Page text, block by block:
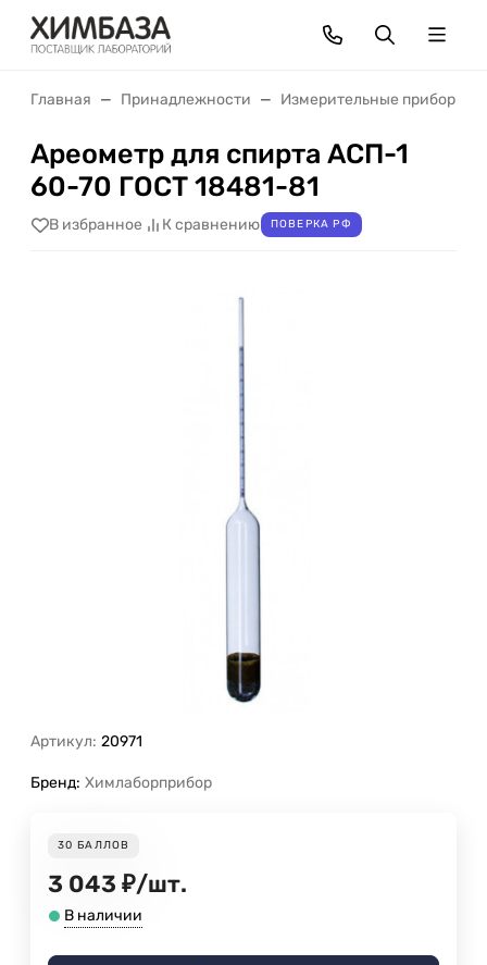
Главная Принадлежности Измерительные приборы
Ареометр для спирта АСП-1
60-70 ГОСТ 18481-81
В избранное К сравнению ПОВЕРКА РФ
Артикул: 20971
Бренд: Химлаборприбор
30 БАЛЛОВ
3 043 ₽/шт.
В наличии